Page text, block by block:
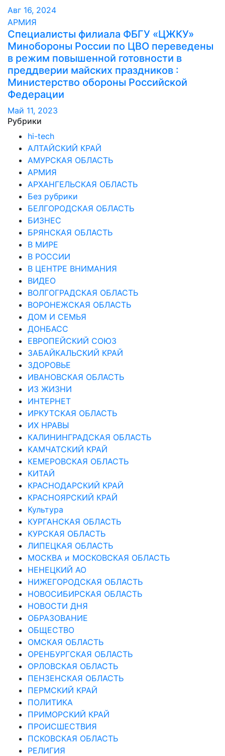
Авг 16, 2024
АРМИЯ
Специалисты филиала ФБГУ «ЦЖКУ»
Минобороны России по ЦВО переведены
в режим повышенной готовности в
преддверии майских праздников :
Министерство обороны Российской
Федерации
Май 11, 2023
Рубрики
hi-tech
АЛТАЙСКИЙ КРАЙ
АМУРСКАЯ ОБЛАСТЬ
АРМИЯ
АРХАНГЕЛЬСКАЯ ОБЛАСТЬ
Без рубрики
БЕЛГОРОДСКАЯ ОБЛАСТЬ
БИЗНЕС
БРЯНСКАЯ ОБЛАСТЬ
В МИРЕ
В РОССИИ
В ЦЕНТРЕ ВНИМАНИЯ
ВИДЕО
ВОЛГОГРАДСКАЯ ОБЛАСТЬ
ВОРОНЕЖСКАЯ ОБЛАСТЬ
ДОМ И СЕМЬЯ
ДОНБАСС
ЕВРОПЕЙСКИЙ СОЮЗ
ЗАБАЙКАЛЬСКИЙ КРАЙ
ЗДОРОВЬЕ
ИВАНОВСКАЯ ОБЛАСТЬ
ИЗ ЖИЗНИ
ИНТЕРНЕТ
ИРКУТСКАЯ ОБЛАСТЬ
ИХ НРАВЫ
КАЛИНИНГРАДCКАЯ ОБЛАСТЬ
КАМЧАТСКИЙ КРАЙ
КЕМЕРОВСКАЯ ОБЛАСТЬ
КИТАЙ
КРАСНОДАРСКИЙ КРАЙ
КРАСНОЯРСКИЙ КРАЙ
Культура
КУРГАНСКАЯ ОБЛАСТЬ
КУРСКАЯ ОБЛАСТЬ
ЛИПЕЦКАЯ ОБЛАСТЬ
МОСКВА и МОСКОВСКАЯ ОБЛАСТЬ
НЕНЕЦКИЙ АО
НИЖЕГОРОДСКАЯ ОБЛАСТЬ
НОВОСИБИРСКАЯ ОБЛАСТЬ
НОВОСТИ ДНЯ
ОБРАЗОВАНИЕ
ОБЩЕСТВО
ОМСКАЯ ОБЛАСТЬ
ОРЕНБУРГСКАЯ ОБЛАСТЬ
ОРЛОВСКАЯ ОБЛАСТЬ
ПЕНЗЕНСКАЯ ОБЛАСТЬ
ПЕРМСКИЙ КРАЙ
ПОЛИТИКА
ПРИМОРСКИЙ КРАЙ
ПРОИСШЕСТВИЯ
ПСКОВСКАЯ ОБЛАСТЬ
РЕЛИГИЯ